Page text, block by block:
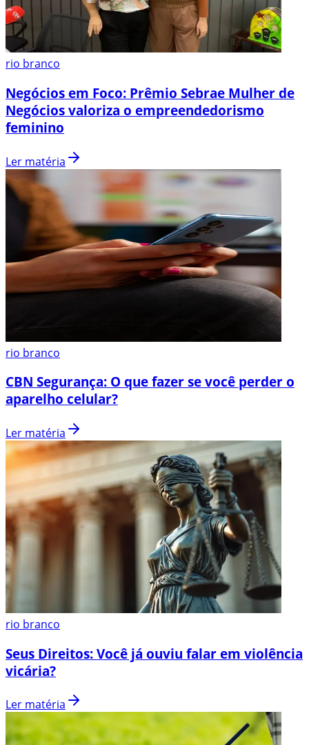
rio branco
Negócios em Foco: Prêmio Sebrae Mulher de
Negócios valoriza o empreendedorismo
feminino
Ler matéria
rio branco
CBN Segurança: O que fazer se você perder o
aparelho celular?
Ler matéria
rio branco
Seus Direitos: Você já ouviu falar em violência
vicária?
Ler matéria